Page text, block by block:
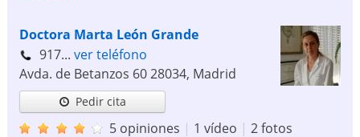
Doctora Marta León Grande
917... ver teléfono
Avda. de Betanzos 6028034, Madrid
Pedir cita
5 opiniones | 1 vídeo | 2 fotos